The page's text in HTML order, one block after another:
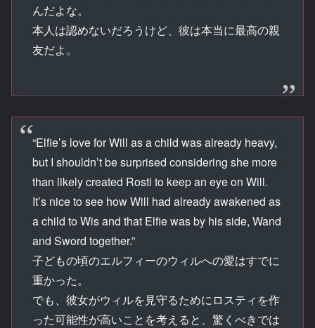
んだよな。
本人は認めないだろうけど、彼は本当に最高の親
友だよ。
“Elfie’s love for Will as a child was already heavy,
but I shouldn’t be surprised considering she more
than likely created Rosti to keep an eye on Will.
It’s nice to see how Will had already awakened as
a child to Wis and that Elfie was by his side, Wand
and Sword together.”
子どもの頃のエルフィーのウィルへの愛はすでに
重かった。
でも、彼女がウィルを見守るためにロスティを作
った可能性が高いことを考えると、驚くべきでは